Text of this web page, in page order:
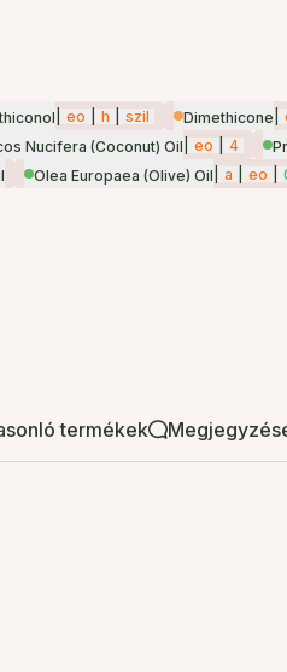
eo h szil Dimethicone
Nucifera (Coconut) Oil eo 4
Olea Europaea (Olive) Oil a eo
termékek